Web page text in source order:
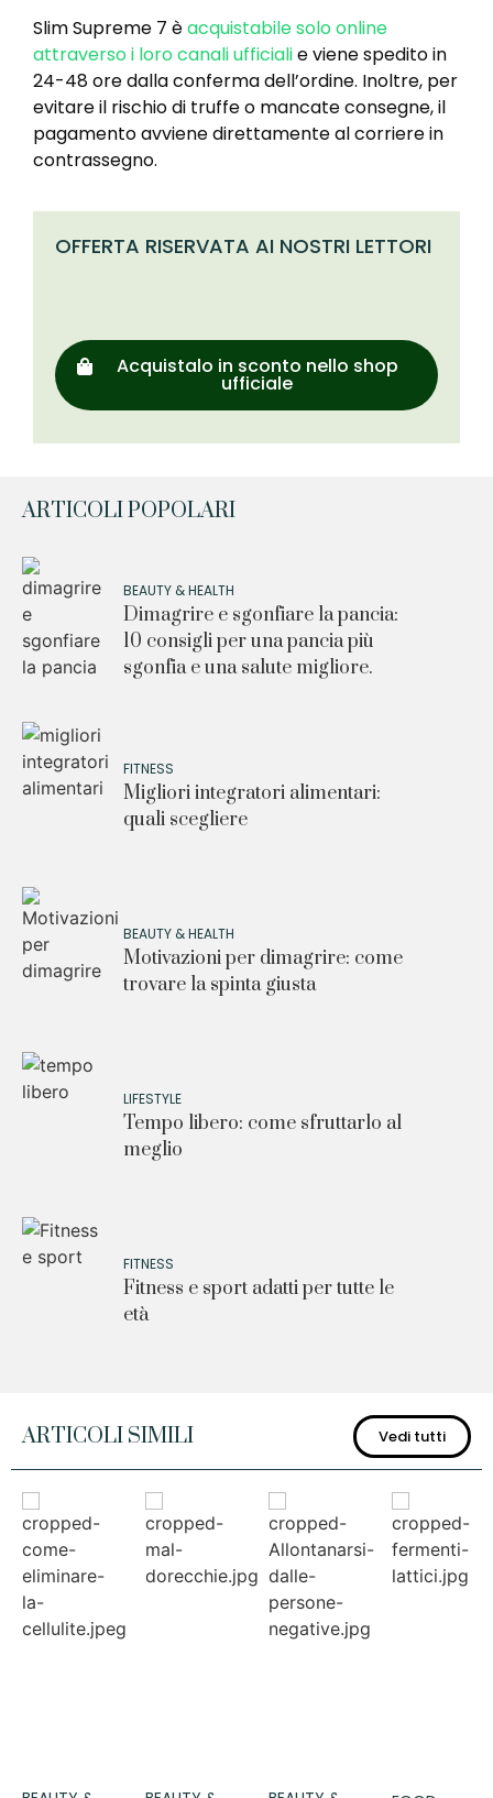
Slim Supreme 7 èacquistabile solo online
attraverso i loro canali ufficialie viene spedito in
24-48 ore dalla conferma dell’ordine. Inoltre, per
evitare il rischio di truffe o mancate consegne, il
pagamento avviene direttamente al corriere in
contrassegno.
OFFERTA RISERVATA AI NOSTRI LETTORI
Acquistalo in sconto nello shop
ufficiale
ARTICOLI POPOLARI
BEAUTY & HEALTH
Dimagrire e sgonfiare la pancia:
10 consigli per una pancia più
sgonfia e una salute migliore.
FITNESS
Migliori integratori alimentari:
quali scegliere
BEAUTY & HEALTH
Motivazioni per dimagrire: come
trovare la spinta giusta
LIFESTYLE
Tempo libero: come sfruttarlo al
meglio
FITNESS
Fitness e sport adatti per tutte le
età
ARTICOLI SIMILI Vedi tutti